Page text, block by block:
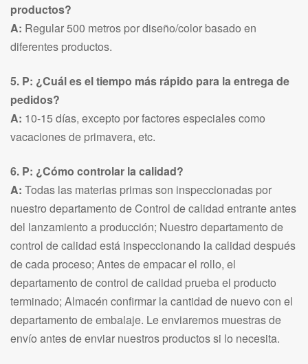
productos?
A: Regular 500 metros por diseño/color basado en
diferentes productos.
5. P: ¿Cuál es el tiempo más rápido para la entrega de
pedidos?
A: 10-15 días, excepto por factores especiales como
vacaciones de primavera, etc.
6. P: ¿Cómo controlar la calidad?
A: Todas las materias primas son inspeccionadas por
nuestro departamento de Control de calidad entrante antes
del lanzamiento a producción; Nuestro departamento de
control de calidad está inspeccionando la calidad después
de cada proceso; Antes de empacar el rollo, el
departamento de control de calidad prueba el producto
terminado; Almacén confirmar la cantidad de nuevo con el
departamento de embalaje. Le enviaremos muestras de
envío antes de enviar nuestros productos si lo necesita.